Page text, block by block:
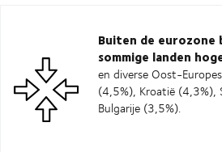
Buiten de
sommige landen
en diverse Oost-
(4,5%), Kroatië (4,3%),
Bulgarije (3,5%).